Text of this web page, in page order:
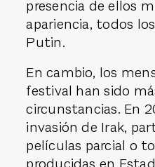
presencia de ellos
apariencia, todos
Putin.
En cambio, los
festival han sido
circunstancias. En
invasión de Irak,
películas parcial o